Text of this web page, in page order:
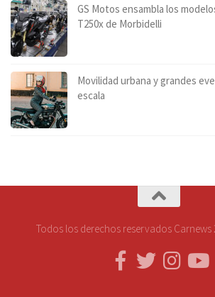
GS Motos ensambla los
T250x de Morbidelli
Movilidad urbana y grandes
escala
Todos los derechos reservados Carnews